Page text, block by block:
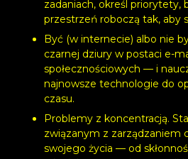
zadaniach, określ priorytety,
przestrzeń roboczą tak, aby
Być (w internecie) albo nie
czarnej dziury w postaci e-
społecznościowych — i
najnowsze technologie do
czasu.
Problemy z koncentracją.
związanym z zarządzaniem
swojego życia — od